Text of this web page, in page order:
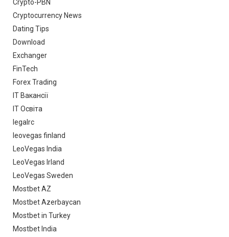
Crypto-PBN
Cryptocurrency News
Dating Tips
Download
Exchanger
FinTech
Forex Trading
IT Вакансії
IT Освіта
legalrc
leovegas finland
LeoVegas India
LeoVegas Irland
LeoVegas Sweden
Mostbet AZ
Mostbet Azerbaycan
Mostbet in Turkey
Mostbet India